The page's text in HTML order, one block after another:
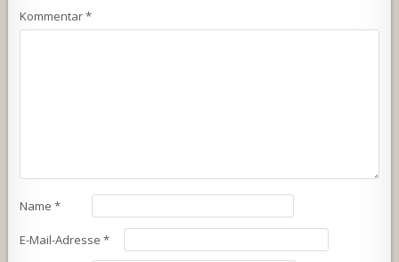
Kommentar*
Name*
E-Mail-Adresse*